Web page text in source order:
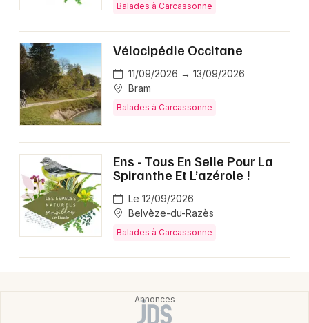
Balades à Carcassonne
Vélocipédie Occitane
11/09/2026 → 13/09/2026
Bram
Balades à Carcassonne
Ens - Tous En Selle Pour La
Spiranthe Et L’azérole !
Le 12/09/2026
Belvèze-du-Razès
Balades à Carcassonne